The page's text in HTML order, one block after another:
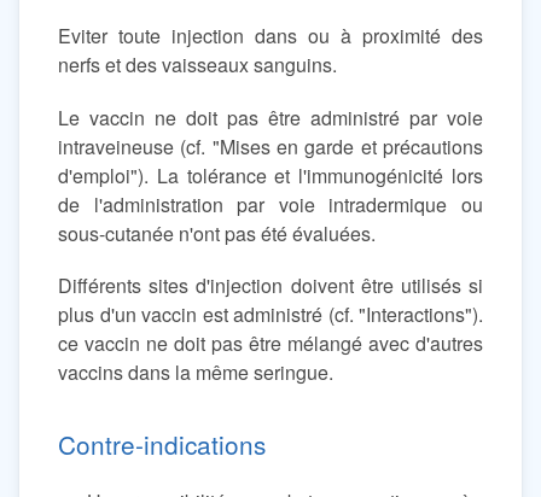
Eviter toute injection dans ou à proximité des
nerfs et des vaisseaux sanguins.
Le vaccin ne doit pas être administré par voie
intraveineuse (cf. "Mises en garde et précautions
d'emploi"). La tolérance et l'immunogénicité lors
de l'administration par voie intradermique ou
sous-cutanée n'ont pas été évaluées.
Différents sites d'injection doivent être utilisés si
plus d'un vaccin est administré (cf. "Interactions").
ce vaccin ne doit pas être mélangé avec d'autres
vaccins dans la même seringue.
Contre-indications